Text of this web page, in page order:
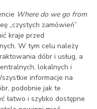
Where do we go from
„czystych zamówień”
kraje przed
W tym celu należy
dóbr i usług, a
lokalnych i
informacje na
podobnie jak te
łatwo i szybko dostępne